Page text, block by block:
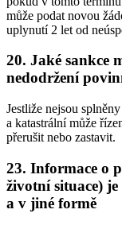
může podat novou
uplynutí 2 let od
20. Jaké sankce
nedodržení
Jestliže nejsou
a katastrální může
přerušit nebo zastavit.
23. Informace o
životní situace)
a v jiné formě